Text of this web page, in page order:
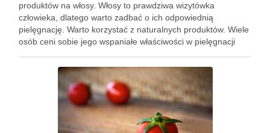
produktów na włosy. Włosy to prawdziwa wizytówka
człowieka, dlatego warto zadbać o ich odpowiednią
pielęgnację. Warto korzystać z naturalnych produktów. Wiele
osób ceni sobie jego wspaniałe właściwości w pielęgnacji
rycynowy na włosy. Zdrowie Twoich …